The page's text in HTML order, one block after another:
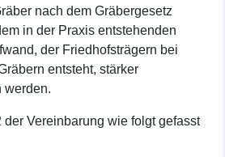
nach dem Gräbergesetz
in der Praxis entstehenden
der Friedhofsträgern bei
entsteht, stärker
werden.
der Vereinbarung wie folgt gefasst